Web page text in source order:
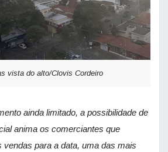
vista do alto/Clovis Cordeiro
ainda limitado, a possibilidade de
anima os comerciantes que
vendas para a data, uma das mais